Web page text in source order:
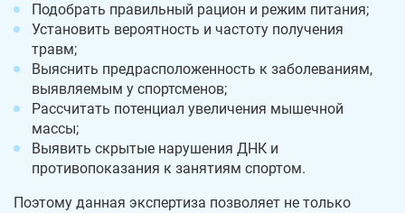
Подобрать правильный рацион и режим питания;
Установить вероятность и частоту получения
травм;
Выяснить предрасположенность к заболеваниям,
выявляемым у спортсменов;
Рассчитать потенциал увеличения мышечной
массы;
Выявить скрытые нарушения ДНК и
противопоказания к занятиям спортом.
Поэтому данная экспертиза позволяет не только